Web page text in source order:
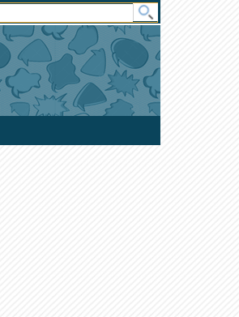
Área
do
Usuário